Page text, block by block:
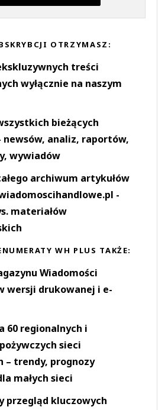
OTRZYMASZ:
treści
wyłącznie na naszym
bieżących
newsów, analiz, raportów,
wywiadów
archiwum artykułów
-
materiałów
WH PLUS TAKŻE:
Wiadomości
wersji drukowanej i e-
60 regionalnych i
sieci
– trendy, prognozy
małych sieci
przegląd kluczowych